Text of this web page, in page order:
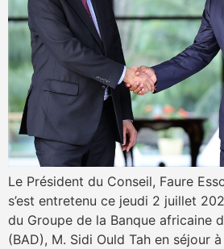
Le Président du Conseil, Faure
s’est entretenu ce jeudi 2 juillet
du Groupe de la Banque africaine
(BAD), M. Sidi Ould Tah en séjour